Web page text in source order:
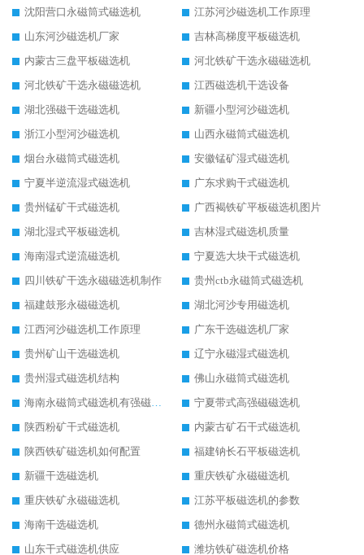
沈阳营口永磁筒式磁选机
江苏河沙磁选机工作原理
山东河沙磁选机厂家
吉林高梯度平板磁选机
内蒙古三盘平板磁选机
河北铁矿干选永磁磁选机
河北铁矿干选永磁磁选机
江西磁选机干选设备
湖北强磁干选磁选机
新疆小型河沙磁选机
浙江小型河沙磁选机
山西永磁筒式磁选机
烟台永磁筒式磁选机
安徽锰矿湿式磁选机
宁夏半逆流湿式磁选机
广东求购干式磁选机
贵州锰矿干式磁选机
广西褐铁矿平板磁选机图片
湖北湿式平板磁选机
吉林湿式磁选机质量
海南湿式逆流磁选机
宁夏选大块干式磁选机
四川铁矿干选永磁磁选机制作
贵州ctb永磁筒式磁选机
福建鼓形永磁磁选机
湖北河沙专用磁选机
江西河沙磁选机工作原理
广东干选磁选机厂家
贵州矿山干选磁选机
辽宁永磁湿式磁选机
贵州湿式磁选机结构
佛山永磁筒式磁选机
宁夏带式高强磁磁选机
陕西粉矿干式磁选机
内蒙古矿石干式磁选机
陕西铁矿磁选机如何配置
福建钠长石平板磁选机
新疆干选磁选机
重庆铁矿永磁磁选机
重庆铁矿永磁磁选机
江苏平板磁选机的参数
海南干选磁选机
德州永磁筒式磁选机
山东干式磁选机供应
潍坊铁矿磁选机价格